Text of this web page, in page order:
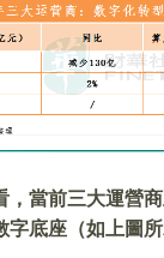
，當前三大運營
底座（如上圖所